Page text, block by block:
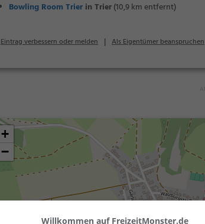
Bowling Room Trier in Trier(10,9 km entfernt)
Eintrag verbessern oder melden | Als Eigentümer beanspruchen
+
−
Willkommen auf FreizeitMonster.de